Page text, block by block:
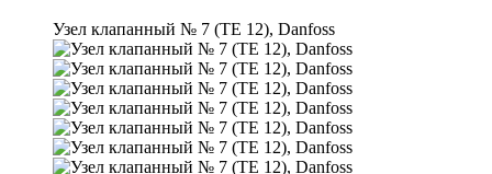
Узел клапанный № 7 (TE 12), Danfoss